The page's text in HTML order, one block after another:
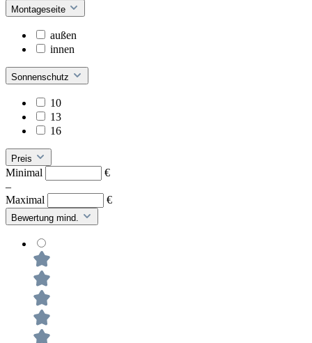
Montageseite
außen
innen
Sonnenschutz
10
13
16
Preis
Minimal
€
–
Maximal
€
Bewertung mind.